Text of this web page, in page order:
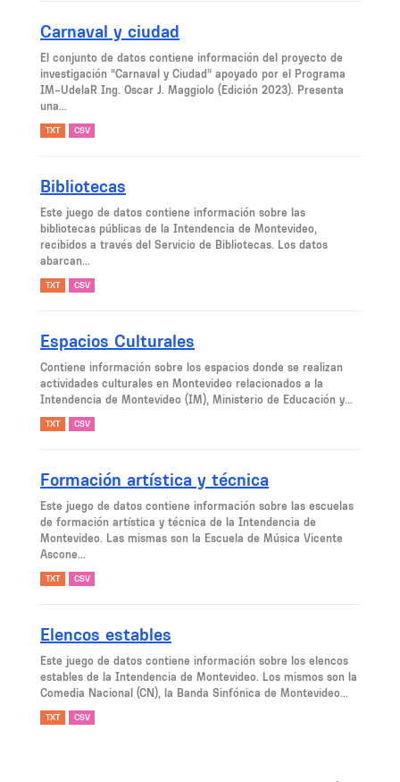
Carnaval y ciudad
El conjunto de datos contiene información del proyecto de
investigación “Carnaval y Ciudad” apoyado por el Programa
IM–UdelaR Ing. Oscar J. Maggiolo (Edición 2023). Presenta
una...
TXT CSV
Bibliotecas
Este juego de datos contiene información sobre las
bibliotecas públicas de la Intendencia de Montevideo,
recibidos a través del Servicio de Bibliotecas. Los datos
abarcan...
TXT CSV
Espacios Culturales
Contiene información sobre los espacios donde se realizan
actividades culturales en Montevideo relacionados a la
Intendencia de Montevideo (IM), Ministerio de Educación y...
TXT CSV
Formación artística y técnica
Este juego de datos contiene información sobre las escuelas
de formación artística y técnica de la Intendencia de
Montevideo. Las mismas son la Escuela de Música Vicente
Ascone...
TXT CSV
Elencos estables
Este juego de datos contiene información sobre los elencos
estables de la Intendencia de Montevideo. Los mismos son la
Comedia Nacional (CN), la Banda Sinfónica de Montevideo...
TXT CSV